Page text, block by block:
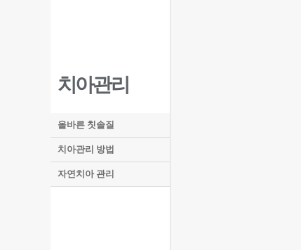
치아관리
올바른 칫솔질
치아관리 방법
자연치아 관리